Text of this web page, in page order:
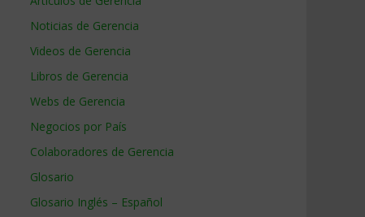
Noticias de Gerencia
Videos de Gerencia
Libros de Gerencia
Webs de Gerencia
Negocios por País
Colaboradores de Gerencia
Glosario
Glosario Inglés – Español